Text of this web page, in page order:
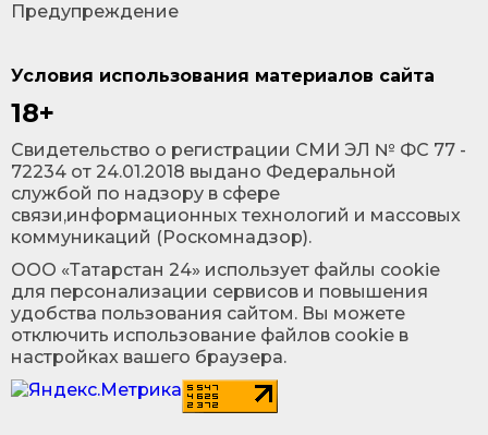
Условия использования материалов сайта
18+
Cвидетельство о регистрации СМИ ЭЛ № ФС 77 -
72234 от 24.01.2018 выдано Федеральной
службой по надзору в сфере
связи,информационных технологий и массовых
коммуникаций (Роскомнадзор).
ООО «Татарстан 24» использует файлы cookie
для персонализации сервисов и повышения
удобства пользования сайтом. Вы можете
отключить использование файлов cookie в
настройках вашего браузера.
Предупреждение